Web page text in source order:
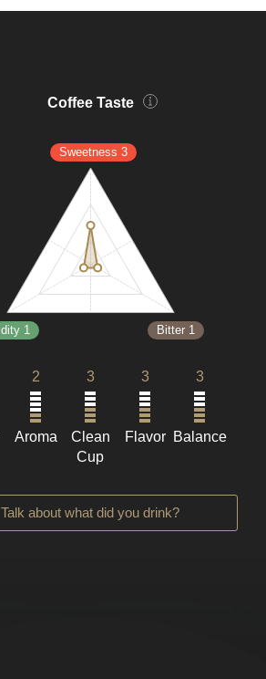
Coffee Taste
Sweetness 3
Bitter 1
Acidity 1
2
Aroma
3
Clean
Cup
3
Flavor
3
Balance
Talk about what did you drink?